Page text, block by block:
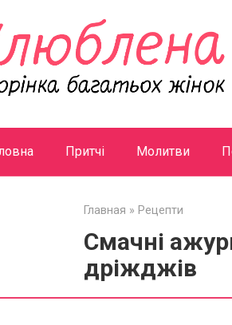
Притчі Молитви
Главная » Рецепти
Смачні
дріжджів